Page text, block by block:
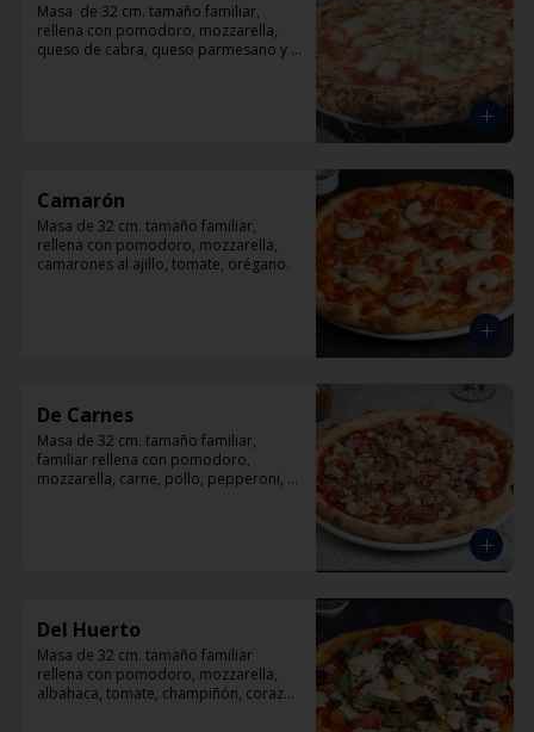
Masa  de 32 cm. tamaño familiar,
rellena con pomodoro, mozzarella,
queso de cabra, queso parmesano y
Camarón
Masa de 32 cm. tamaño familiar,
rellena con pomodoro, mozzarella,
camarones al ajillo, tomate, orégano.
De Carnes
Masa de 32 cm. tamaño familiar,
familiar rellena con pomodoro,
mozzarella, carne, pollo, pepperoni,
Del Huerto
Masa de 32 cm. tamaño familiar
rellena con pomodoro, mozzarella,
albahaca, tomate, champiñón, corazón